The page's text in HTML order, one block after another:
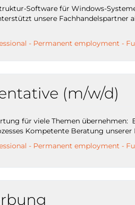
Software für Windows-
unsere Fachhandelspartner
- Permanent employment -
(m/w/d)
für viele Themen übernehmen:
Kompetente Beratung unserer
- Permanent employment -